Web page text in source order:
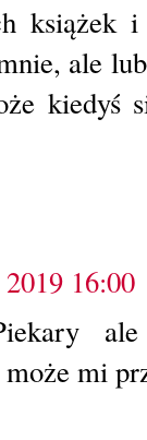
ale
kiedyś
16:00
mi